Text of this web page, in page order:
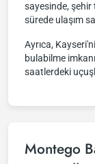
sayesinde, şehir
sürede ulaşım
Ayrıca,
bulabilme
saatlerdeki
Montego